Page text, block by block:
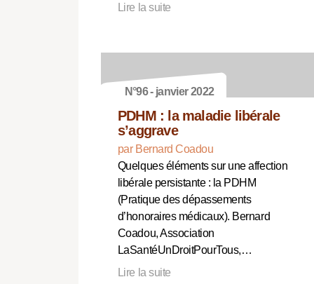
Lire la suite
N°96 - janvier 2022
PDHM : la maladie libérale
s’aggrave
par Bernard Coadou
Quelques éléments sur une affection
libérale persistante : la PDHM
(Pratique des dépassements
d’honoraires médicaux). Bernard
Coadou, Association
LaSantéUnDroitPourTous,…
Lire la suite